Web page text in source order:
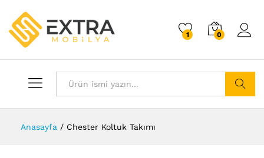
1 0
Tümü
Arama
Anasayfa / Chester Koltuk Takımı